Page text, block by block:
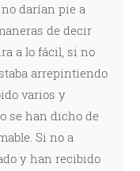
darían pie a
de decir
a lo fácil, si no
arrepintiendo
varios y
se han dicho de
Si no a
y han recibido